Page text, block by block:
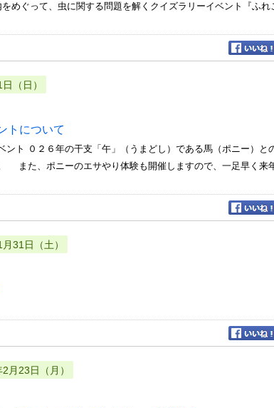
めぐって、虫に関する問題を解くクイズラリーイベント『ふ
（日）
トについて
ント ０２６年の干支「午」（うまどし）である馬（ポニー）と
また、ポニーのエサやり体験も開催しますので、一足早く来
31日（土）
月23日（月）